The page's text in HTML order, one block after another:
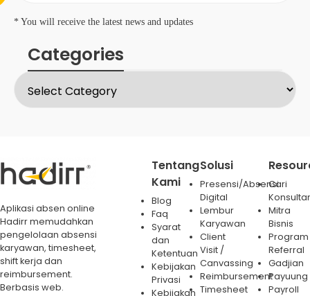
* You will receive the latest news and updates
Categories
Aplikasi absen online
Hadirr memudahkan
pengelolaan absensi
karyawan, timesheet,
shift kerja dan
reimbursement.
Berbasis web.
Tentang
Kami
Blog
Faq
Syarat
dan
Ketentuan
Kebijakan
Privasi
Kebijakan
Solusi
Presensi/Absensi
Digital
Lembur
Karyawan
Client
Visit /
Canvassing
Reimbursement
Timesheet
Cari
Mitra
Bisnis
Program
Referral
Gadjian
Payuung
Payroll